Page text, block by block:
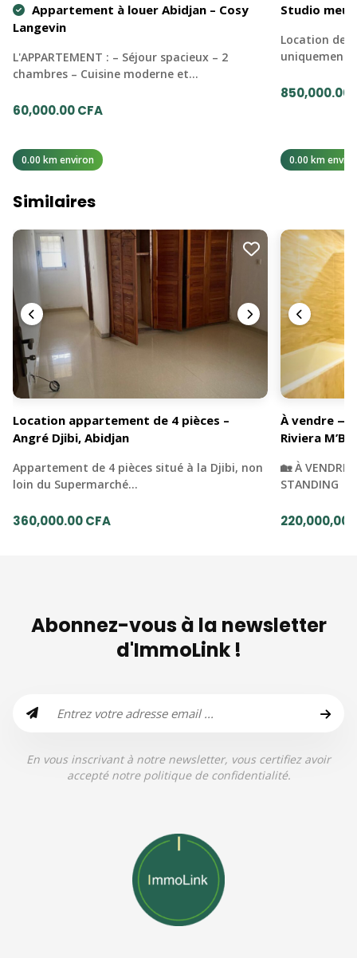
Appartement à louer Abidjan – Cosy
Langevin
L'APPARTEMENT : – Séjour spacieux – 2
chambres – Cuisine moderne et…
60,000.00 CFA
0.00 km environ
Studio
Location de
uniquement
850,000.00
0.00 km
Similaires
Location appartement de 4 pièces –
Angré Djibi, Abidjan
Appartement de 4 pièces situé à la Djibi, non
loin du Supermarché…
360,000.00 CFA
À vendre —
Riviera
🏡 À VENDRE
STANDING |
Abonnez-vous à la newsletter
d'ImmoLink !
En vous inscrivant à notre newsletter, vous certifiez avoir
accepté notre politique de confidentialité.